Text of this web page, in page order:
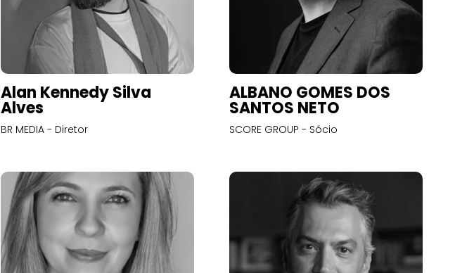
Alan Kennedy Silva
Alves
BR MEDIA - Diretor
ALBANO GOMES DOS
SANTOS NETO
SCORE GROUP - Sócio